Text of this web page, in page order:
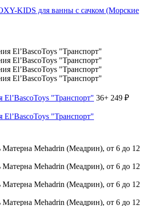
KIDS для ванны с сачком (Морские
El’BascoToys "Транспорт" 36+ 249 ₽
El’BascoToys "Транспорт"